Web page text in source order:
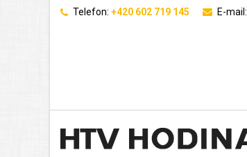
Telefon: +420 602 719 145 E-mail: